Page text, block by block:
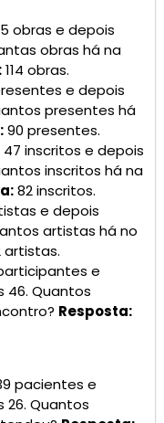
obras e depois
obras há na
114 obras.
e depois
presentes há
90 presentes.
inscritos e depois
inscritos há na
82 inscritos.
e depois
artistas há no
artistas.
e
46. Quantos
Resposta:
pacientes e
26. Quantos